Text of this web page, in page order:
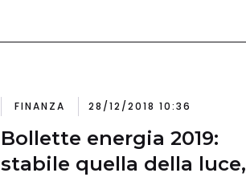
FINANZA 28/12/2018 10:36
Bollette energia 2019:
stabile quella della luce,